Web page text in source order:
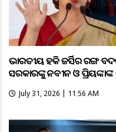
ଭାରତୀୟ ହକି ଜର୍ସିର ରଙ୍ଗ
ସରକାରଙ୍କୁ ନବୀନ ଓ
July 31, 2026 | 11:56 AM